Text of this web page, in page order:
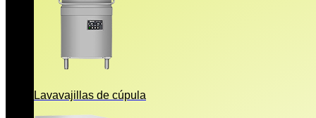
Lavavajillas de cúpula